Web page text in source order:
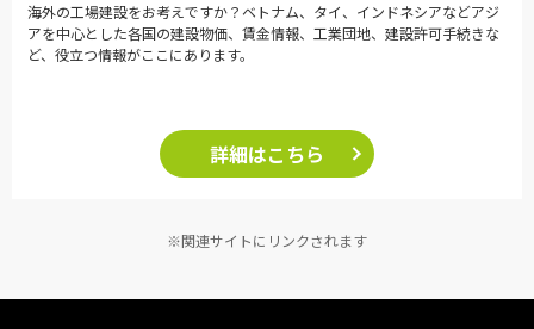
海外の工場建設をお考えですか？ベトナム、タイ、インドネシアなどアジ
アを中心とした各国の建設物価、賃金情報、工業団地、建設許可手続きな
ど、役立つ情報がここにあります。
詳細はこちら
※関連サイトにリンクされます